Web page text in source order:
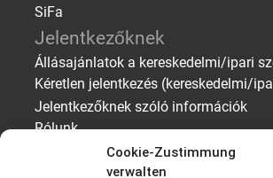
Cookie-Zustimmung
verwalten
SiFa
Jelentkezőknek
Állásajánlatok a kereskedelmi/ipari
Kéretlen jelentkezés (kereskedelmi/
Jelentkezőknek szóló információk
Rólunk
Munkáltatóknak